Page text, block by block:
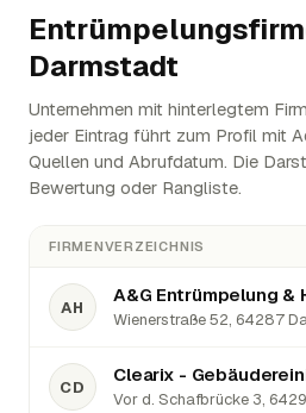
Darmstadt
Unternehmen mit hinterlegtem
jeder Eintrag führt zum Profil mit
Quellen und Abrufdatum. Die
Bewertung oder Rangliste.
FIRMENVERZEICHNIS
AH
Wienerstraße 52, 64287
CD